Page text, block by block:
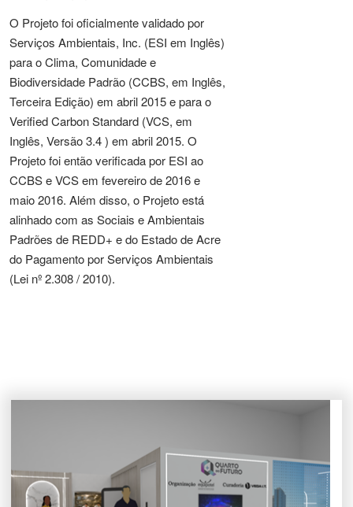
O Projeto foi oficialmente validado por
Serviços Ambientais, Inc. (ESI em Inglês)
para o Clima, Comunidade e
Biodiversidade Padrão (CCBS, em Inglês,
Terceira Edição) em abril 2015 e para o
Verified Carbon Standard (VCS, em
Inglês, Versão 3.4 ) em abril 2015. O
Projeto foi então verificada por ESI ao
CCBS e VCS em fevereiro de 2016 e
maio 2016. Além disso, o Projeto está
alinhado com as Sociais e Ambientais
Padrões de REDD+ e do Estado de Acre
do Pagamento por Serviços Ambientais
(Lei nº 2.308 / 2010).